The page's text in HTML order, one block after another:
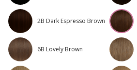
2B Dark Espresso Brown
6B Lovely Brown